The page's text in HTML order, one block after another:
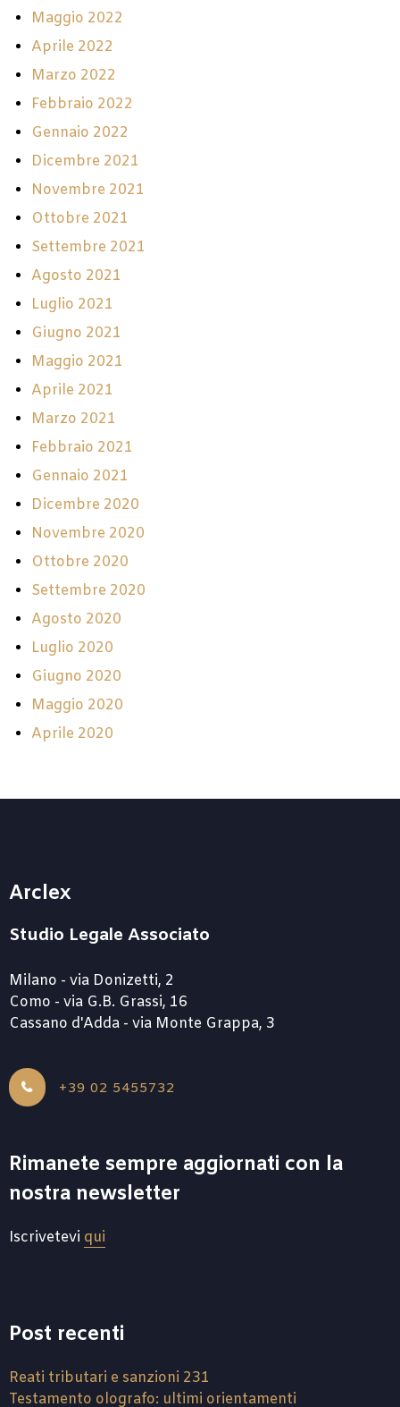
Maggio 2022
Aprile 2022
Marzo 2022
Febbraio 2022
Gennaio 2022
Dicembre 2021
Novembre 2021
Ottobre 2021
Settembre 2021
Agosto 2021
Luglio 2021
Giugno 2021
Maggio 2021
Aprile 2021
Marzo 2021
Febbraio 2021
Gennaio 2021
Dicembre 2020
Novembre 2020
Ottobre 2020
Settembre 2020
Agosto 2020
Luglio 2020
Giugno 2020
Maggio 2020
Aprile 2020
Arclex
Studio Legale Associato
Milano - via Donizetti, 2
Como - via G.B. Grassi, 16
Cassano d'Adda - via Monte Grappa, 3
+39 02 5455732
Rimanete sempre aggiornati con la
nostra newsletter
Iscrivetevi qui
Post recenti
Reati tributari e sanzioni 231
Testamento olografo: ultimi orientamenti